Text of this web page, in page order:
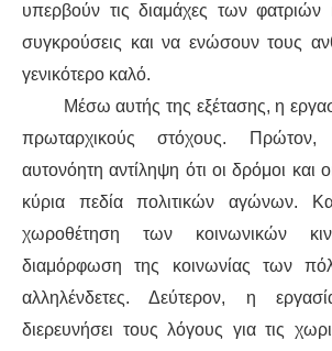
ΙΣΤΟΡΊΑ
ΠΟΛΙΤΙΣΜΌΣ
ΛΟΓΟΤΕΧΝΊΑ /
ΜΟΥΣΙΚΉ
ΚΙΝΗΜΑΤΟΓΡΆΦΟΣ
υπερβούν τις διαμάχες των φατριών
συγκρούσεις και να ενώσουν τους
γενικότερο καλό.
Μέσω αυτής της εξέτασης, η
πρωταρχικούς στόχους. Πρώτον,
αυτονόητη αντίληψη ότι οι δρόμοι και
κύρια πεδία πολιτικών αγώνων.
χωροθέτηση των κοινωνικών
διαμόρφωση της κοινωνίας των
αλληλένδετες. Δεύτερον, η
διερευνήσει τους λόγους για τις